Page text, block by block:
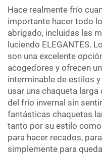
Hace realmente frío
importante hacer todo
abrigado, incluidas las
luciendo ELEGANTES.
son una excelente
acogedores y ofrecen
interminable de estilos
usar una chaqueta
del frío invernal sin
fantásticas chaquetas
tanto por su estilo
para hacer recados,
simplemente para